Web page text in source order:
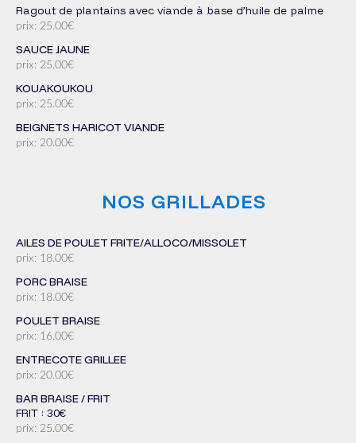
ragout de plantains avec viande à base d’huile de palme
prix: 25.00€
SAUCE JAUNE
prix: 25.00€
KOUAKOUKOU
prix: 25.00€
BEIGNETS HARICOT VIANDE
prix: 20.00€
NOS GRILLADES
AILES DE POULET FRITE/ALLOCO/MISSOLET
prix: 18.00€
PORC BRAISE
prix: 18.00€
POULET BRAISE
prix: 16.00€
ENTRECOTE GRILLEE
prix: 20.00€
BAR BRAISE / FRIT
FRIT : 30€
prix: 25.00€